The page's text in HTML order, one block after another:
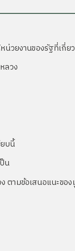
วยงานของรัฐที่เกี่ย
ลวง
บนี้
น
ามข้อเสนอแนะขอ